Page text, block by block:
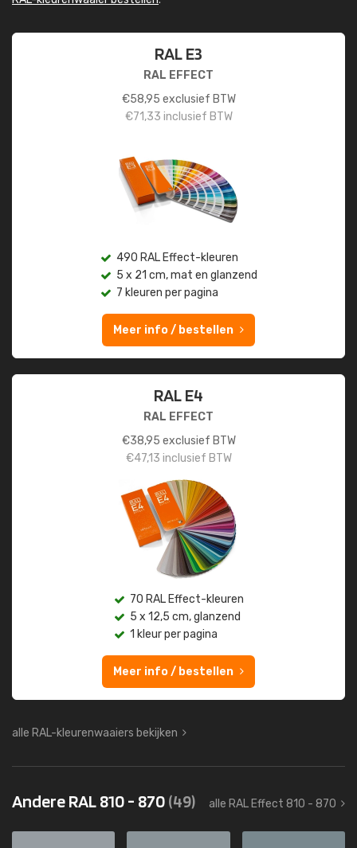
RAL E3
RAL EFFECT
€58,95 exclusief BTW
€71,33 inclusief BTW
490 RAL Effect-kleuren
5 x 21 cm, mat en glanzend
7 kleuren per pagina
Meer info / bestellen
RAL E4
RAL EFFECT
€38,95 exclusief BTW
€47,13 inclusief BTW
70 RAL Effect-kleuren
5 x 12,5 cm, glanzend
1 kleur per pagina
Meer info / bestellen
alle RAL-kleurenwaaiers bekijken
Andere RAL 810 - 870(49) alle RAL Effect 810 - 870